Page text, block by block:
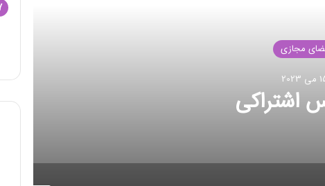
مجازی
اشتراکی